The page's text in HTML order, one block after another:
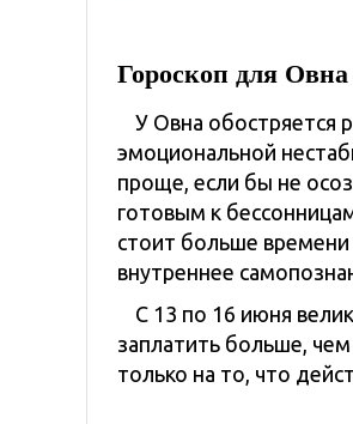
Гороскоп для
У Овна обостряется
эмоциональной
проще, если бы не
готовым к
стоит больше
внутреннее
С 13 по 16 июня
заплатить больше,
только на то, что